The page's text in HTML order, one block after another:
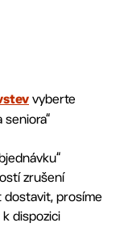
vyberte
seniora“
zrušení
dostavit, prosíme
dispozici